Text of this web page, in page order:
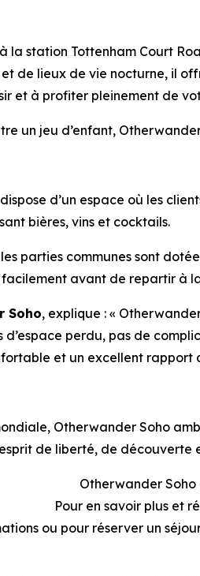
la station Tottenham Court
de lieux de vie nocturne, il
et à profiter pleinement de
un jeu d’enfant,
d’un espace où les
bières, vins et cocktails.
parties communes sont
avant de repartir à
Soho, explique : «
perdu, pas de
et un excellent
Otherwander Soho
de liberté, de découverte
Otherwander Soho
Pour en savoir plus et
ou pour réserver un